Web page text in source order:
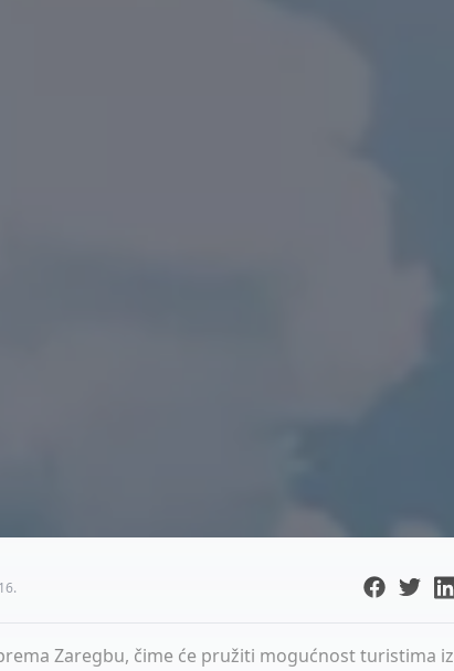
Zaregbu, čime će pružiti mogućnost turistima iz